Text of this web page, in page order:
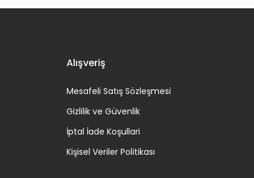
Alışveriş
Mesafeli Satış Sözleşmesi
Gizlilik ve Güvenlik
İptal İade Koşullari
Kişisel Veriler Politikası